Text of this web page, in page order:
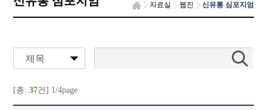
자료실 웹진 신유통 심포지엄
제목
[총:37건] 1/4page